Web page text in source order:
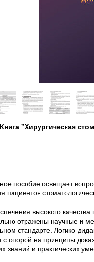
Книга "Хирургическая
пособие освещает
пациентов
высокого качества
отражены научные и
стандарте. Логико-
опорой на принципы
знаний и практических